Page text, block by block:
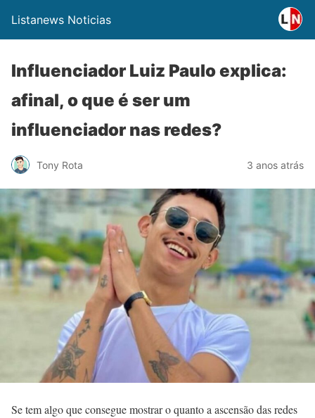
Listanews Noticias
Influenciador Luiz Paulo explica:
afinal, o que é ser um
influenciador nas redes?
Tony Rota 3 anos atrás
Se tem algo que consegue mostrar o quanto a ascensão das redes